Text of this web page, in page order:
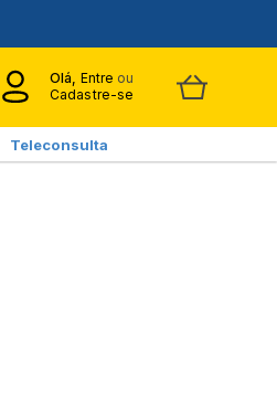
Olá, Entre ou
Cadastre-se
Teleconsulta